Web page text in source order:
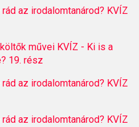
az irodalomtanárod? KVÍZ
művei KVÍZ - Ki is a
19. rész
az irodalomtanárod? KVÍZ
az irodalomtanárod? KVÍZ